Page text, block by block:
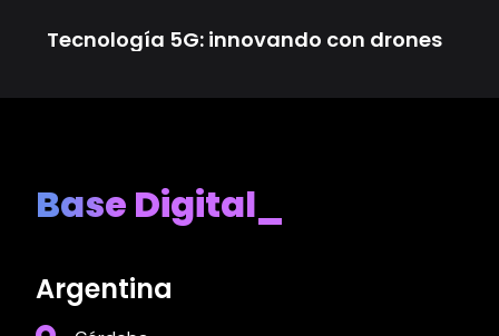
Tecnología 5G: innovando con drones
Base Digital_
Argentina